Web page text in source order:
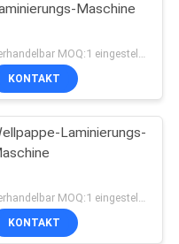
Maschine
Verhandelbar MOQ:1 eingestellt/Sätze
KONTAKT
Laminierungs-
KONTAKT